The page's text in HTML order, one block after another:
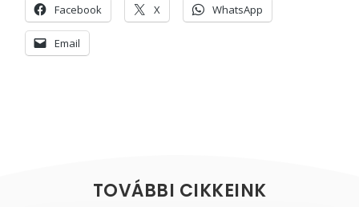
Facebook X WhatsApp
Email
TOVÁBBI CIKKEINK